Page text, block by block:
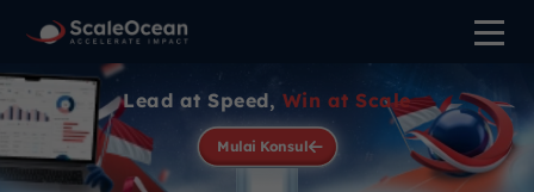
Lead at Speed, Win at Scale
Mulai Konsul